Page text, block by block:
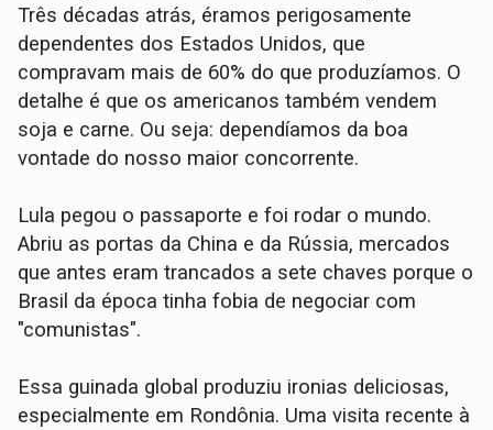
Três décadas atrás, éramos perigosamente
dependentes dos Estados Unidos, que
compravam mais de 60% do que produzíamos. O
detalhe é que os americanos também vendem
soja e carne. Ou seja: dependíamos da boa
vontade do nosso maior concorrente.
Lula pegou o passaporte e foi rodar o mundo.
Abriu as portas da China e da Rússia, mercados
que antes eram trancados a sete chaves porque o
Brasil da época tinha fobia de negociar com
"comunistas".
Essa guinada global produziu ironias deliciosas,
especialmente em Rondônia. Uma visita recente à